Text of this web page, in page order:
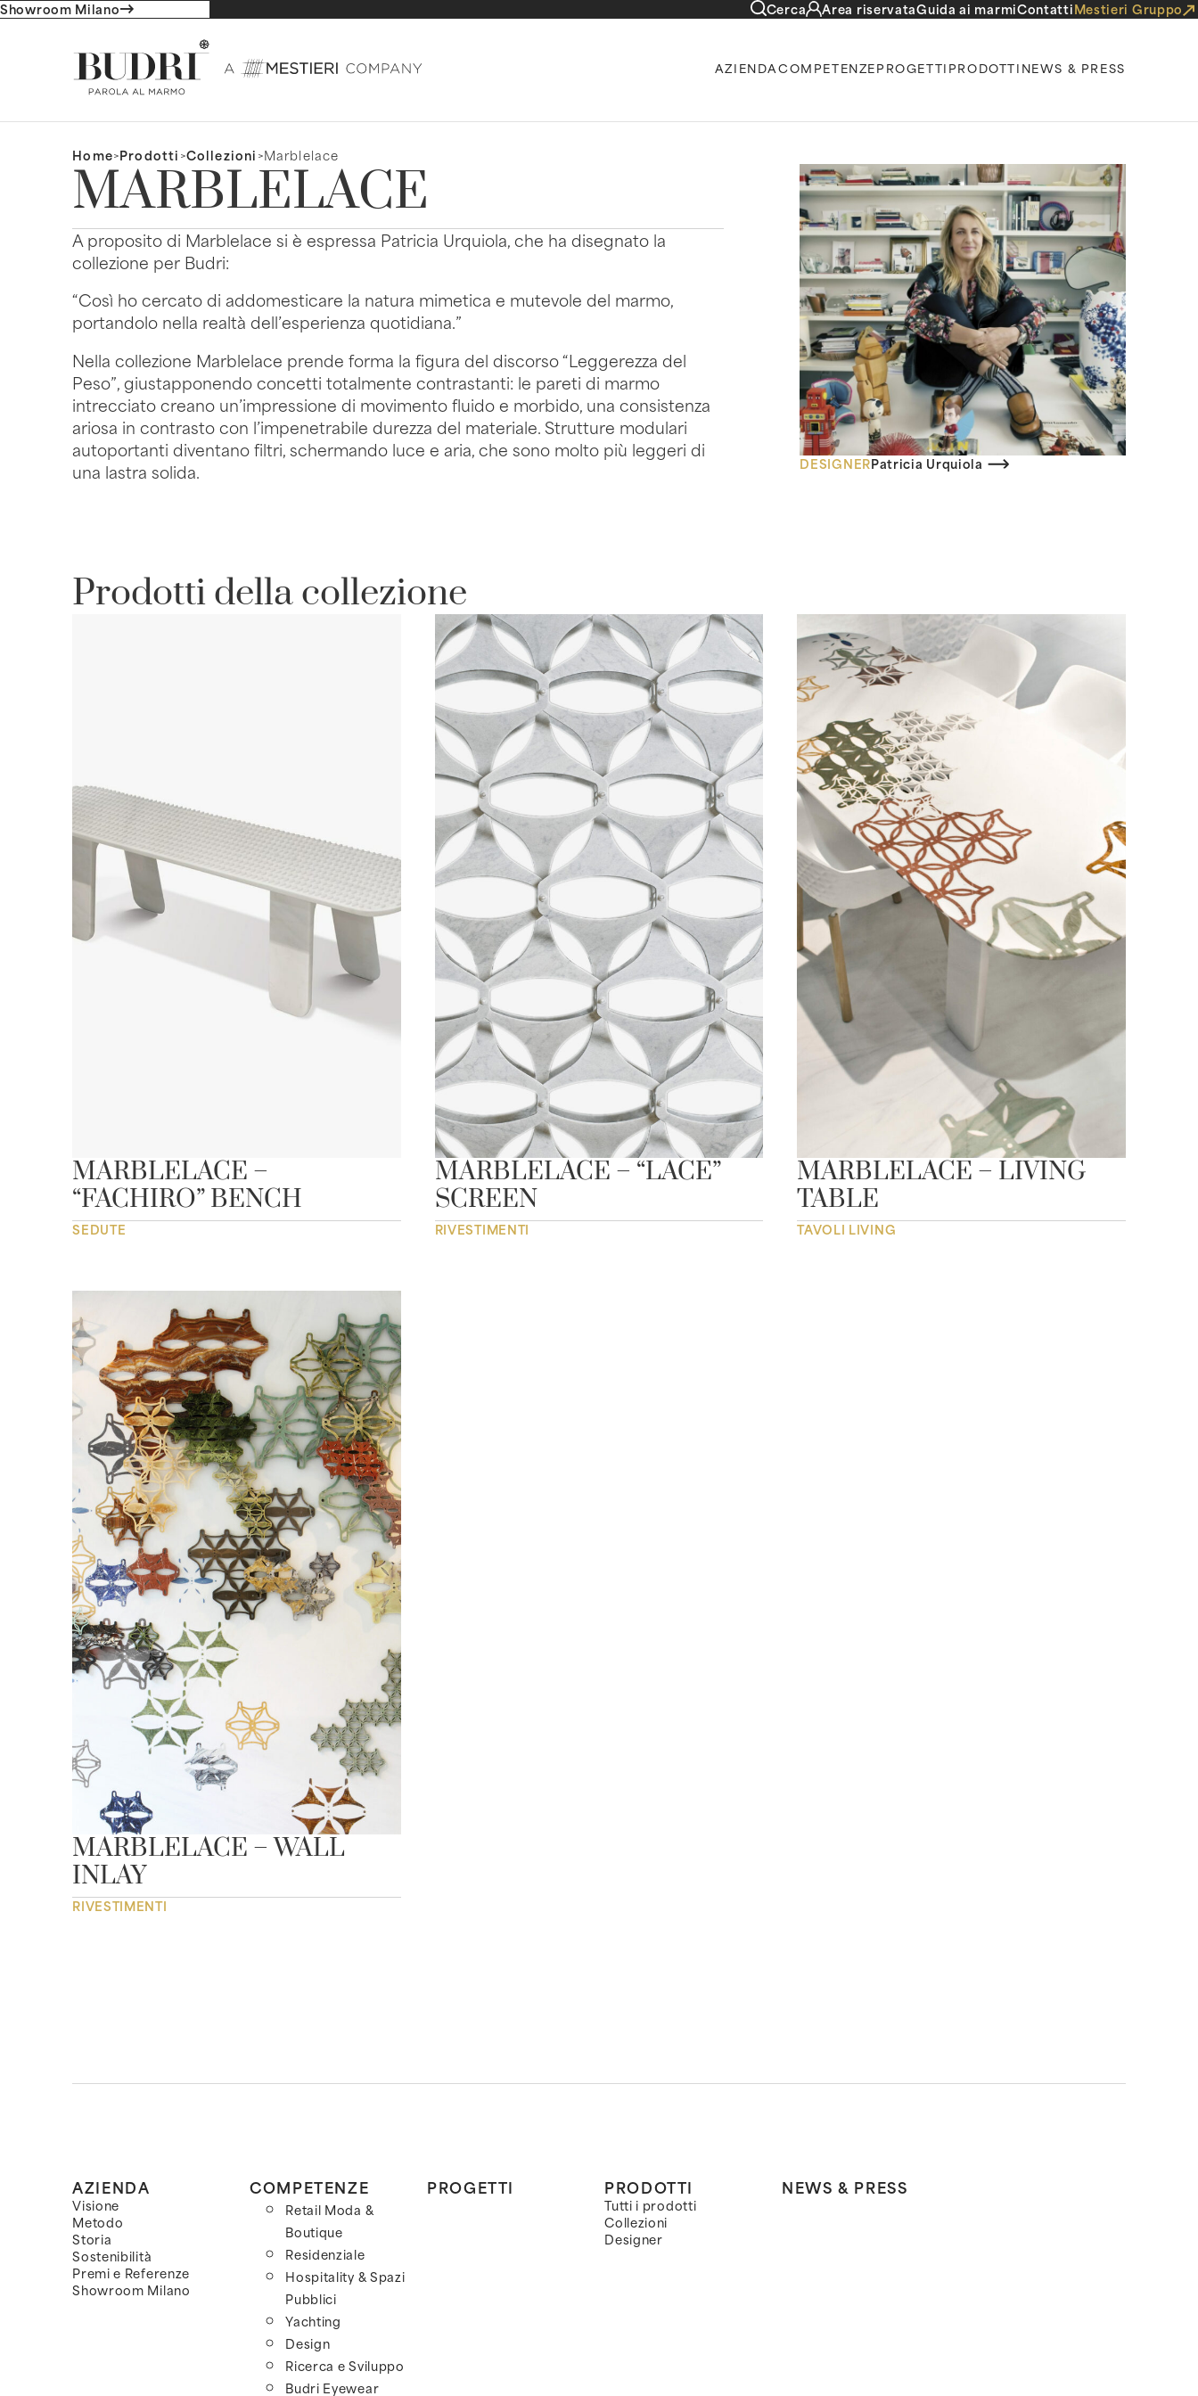
Showroom Milano Cerca Area riservataGuida ai marmiContattiMestieri Gruppo
AZIENDACOMPETENZEPROGETTIPRODOTTINEWS & PRESS
Home>Prodotti>Collezioni>Marblelace
MARBLELACE
A proposito di Marblelace si è espressa Patricia Urquiola, che ha disegnato la
collezione per Budri:
“Così ho cercato di addomesticare la natura mimetica e mutevole del marmo,
portandolo nella realtà dell’esperienza quotidiana.”
Nella collezione Marblelace prende forma la figura del discorso “Leggerezza del
Peso”, giustapponendo concetti totalmente contrastanti: le pareti di marmo
intrecciato creano un’impressione di movimento fluido e morbido, una consistenza
ariosa in contrasto con l’impenetrabile durezza del materiale. Strutture modulari
autoportanti diventano filtri, schermando luce e aria, che sono molto più leggeri di
una lastra solida.
DESIGNERPatricia Urquiola
Prodotti della collezione
MARBLELACE –
“FACHIRO” BENCH
SEDUTE
MARBLELACE – “LACE”
SCREEN
RIVESTIMENTI
MARBLELACE – LIVING
TABLE
TAVOLI LIVING
MARBLELACE – WALL
INLAY
RIVESTIMENTI
AZIENDA
Visione
Metodo
Storia
Sostenibilità
Premi e Referenze
Showroom Milano
COMPETENZE
Retail Moda &
Boutique
Residenziale
Hospitality & Spazi
Pubblici
Yachting
Design
Ricerca e Sviluppo
Budri Eyewear
PROGETTI PRODOTTI
Tutti i prodotti
Collezioni
Designer
NEWS & PRESS